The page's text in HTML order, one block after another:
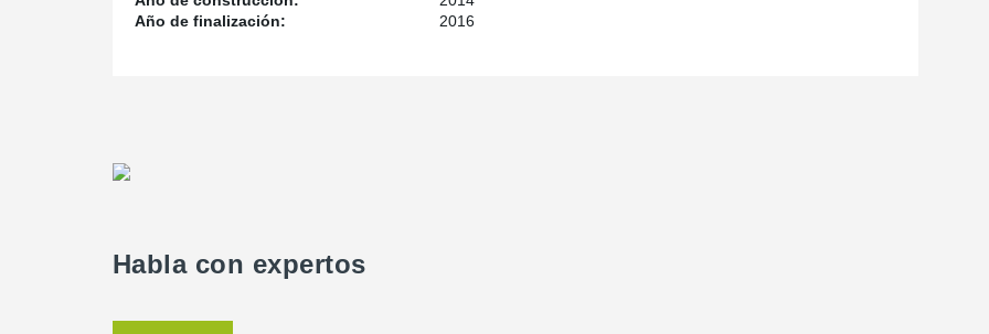
Año de finalización:
2016
Habla con expertos